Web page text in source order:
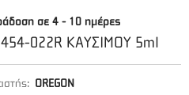
σε 4 - 10 ημέρες
454-022R ΚΑΥΣΙΜΟΥ 5ml
OREGON